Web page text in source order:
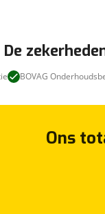
De
BOVAG
Ons